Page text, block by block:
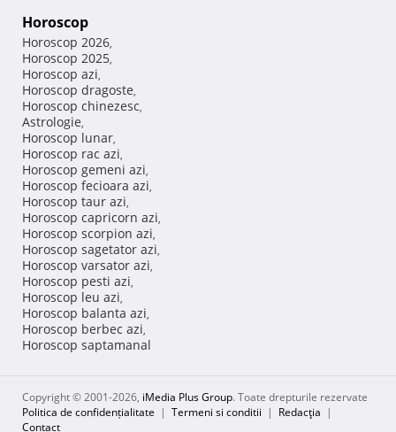
Horoscop
Horoscop 2026,
Horoscop 2025,
Horoscop azi,
Horoscop dragoste,
Horoscop chinezesc,
Astrologie,
Horoscop lunar,
Horoscop rac azi,
Horoscop gemeni azi,
Horoscop fecioara azi,
Horoscop taur azi,
Horoscop capricorn azi,
Horoscop scorpion azi,
Horoscop sagetator azi,
Horoscop varsator azi,
Horoscop pesti azi,
Horoscop leu azi,
Horoscop balanta azi,
Horoscop berbec azi,
Horoscop saptamanal
Copyright © 2001-2026, iMedia Plus Group. Toate drepturile rezervate
Politica de confidențialitate | Termeni si conditii | Redacţia |
Contact